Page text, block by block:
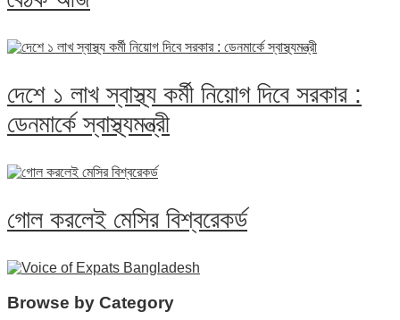
দেশে ১ লাখ স্বাস্থ্য কর্মী নিয়োগ দিবে সরকার :
ডেনমার্কে স্বাস্থ্যমন্ত্রী
গোল করলেই মেসির বিশ্বরেকর্ড
Browse by Category